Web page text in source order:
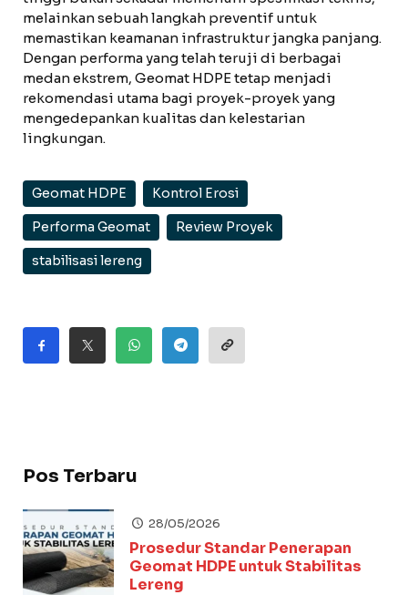
melainkan sebuah langkah preventif untuk
memastikan keamanan infrastruktur jangka panjang.
Dengan performa yang telah teruji di berbagai
medan ekstrem, Geomat HDPE tetap menjadi
rekomendasi utama bagi proyek-proyek yang
mengedepankan kualitas dan kelestarian
lingkungan.
Geomat HDPE Kontrol Erosi
Performa Geomat Review Proyek
stabilisasi lereng
Pos Terbaru
28/05/2026
Prosedur Standar Penerapan
Geomat HDPE untuk Stabilitas
Lereng